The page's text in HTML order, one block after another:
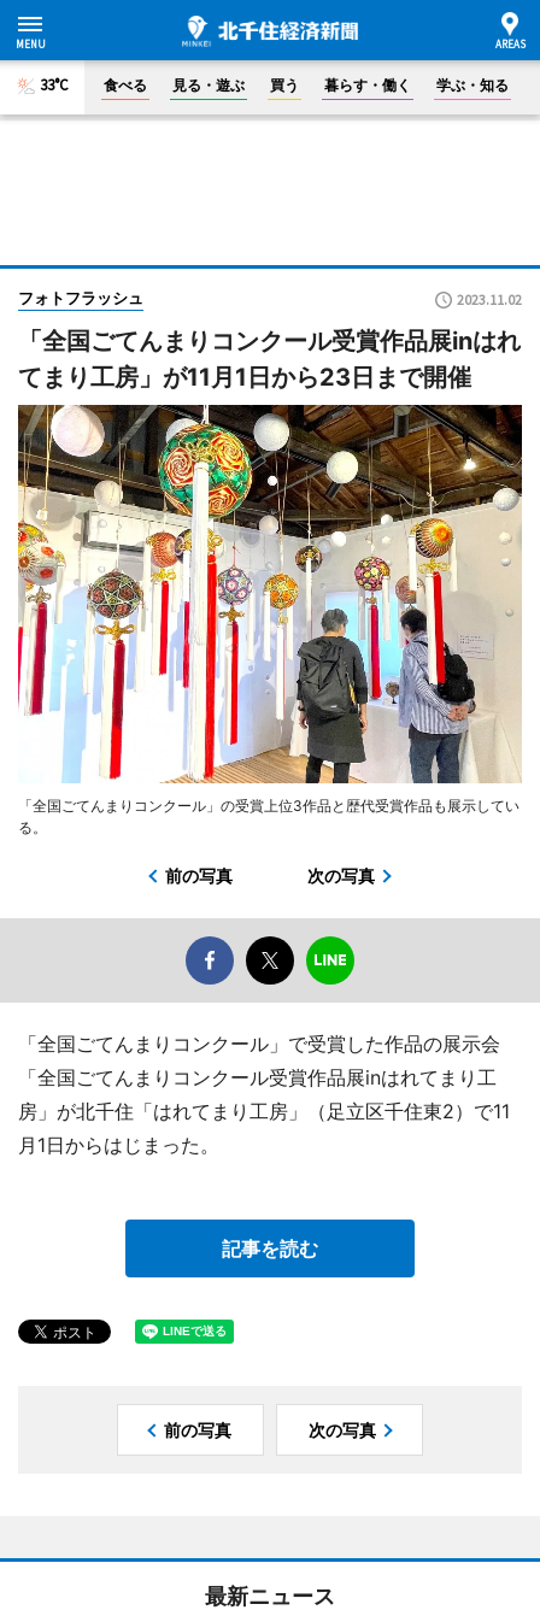
33°C 食べる 見る・遊ぶ 買う 暮らす・働く 学ぶ・知る
フォトフラッシュ 2023.11.02
「全国ごてんまりコンクール受賞作品展inはれ
てまり工房」が11月1日から23日まで開催
「全国ごてんまりコンクール」の受賞上位3作品と歴代受賞作品も展示してい
る。
前の写真 次の写真
「全国ごてんまりコンクール」で受賞した作品の展示会
「全国ごてんまりコンクール受賞作品展inはれてまり工
房」が北千住「はれてまり工房」（足立区千住東2）で11
月1日からはじまった。
記事を読む
前の写真 次の写真
最新ニュース